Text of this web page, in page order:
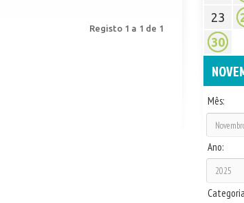
Registo 1 a 1 de 1
23
30
Mês:
Ano: